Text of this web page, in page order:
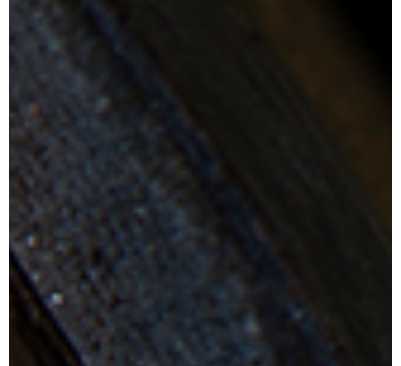
Degustační sady
Degustace
Dárek
Příslušenství
O nás Naši vináři Kontakty
Kariéra
Vinné zážitky